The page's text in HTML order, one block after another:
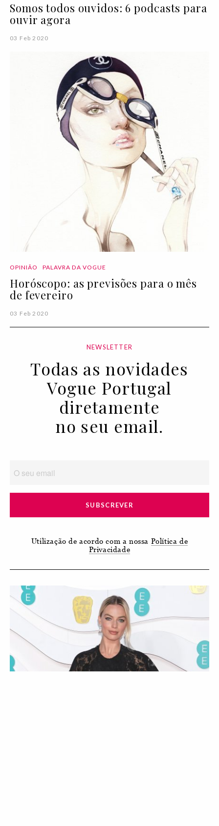
Somos todos ouvidos: 6 podcasts para
ouvir agora
03 Feb 2020
OPINIÃO PALAVRA DA VOGUE
Horóscopo: as previsões para o mês
de fevereiro
03 Feb 2020
NEWSLETTER
Todas as novidades
Vogue Portugal
diretamente
no seu email.
SUBSCREVER
Utilização de acordo com a nossa Política de
Privacidade